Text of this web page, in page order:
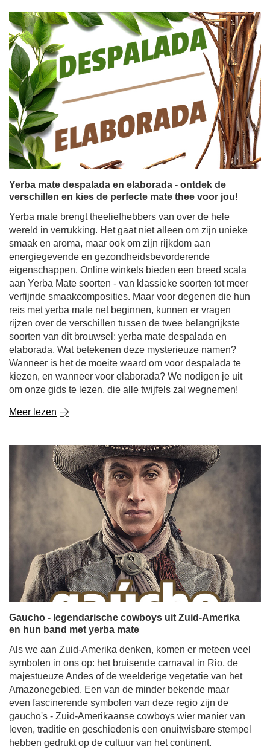
Yerba mate despalada en elaborada - ontdek de
verschillen en kies de perfecte mate thee voor jou!
Yerba mate brengt theeliefhebbers van over de hele
wereld in verrukking. Het gaat niet alleen om zijn unieke
smaak en aroma, maar ook om zijn rijkdom aan
energiegevende en gezondheidsbevorderende
eigenschappen. Online winkels bieden een breed scala
aan Yerba Mate soorten - van klassieke soorten tot meer
verfijnde smaakcomposities. Maar voor degenen die hun
reis met yerba mate net beginnen, kunnen er vragen
rijzen over de verschillen tussen de twee belangrijkste
soorten van dit brouwsel: yerba mate despalada en
elaborada. Wat betekenen deze mysterieuze namen?
Wanneer is het de moeite waard om voor despalada te
kiezen, en wanneer voor elaborada? We nodigen je uit
om onze gids te lezen, die alle twijfels zal wegnemen!
Meer lezen
Gaucho - legendarische cowboys uit Zuid-Amerika
en hun band met yerba mate
Als we aan Zuid-Amerika denken, komen er meteen veel
symbolen in ons op: het bruisende carnaval in Rio, de
majestueuze Andes of de weelderige vegetatie van het
Amazonegebied. Een van de minder bekende maar
even fascinerende symbolen van deze regio zijn de
gaucho's - Zuid-Amerikaanse cowboys wier manier van
leven, traditie en geschiedenis een onuitwisbare stempel
hebben gedrukt op de cultuur van het continent.